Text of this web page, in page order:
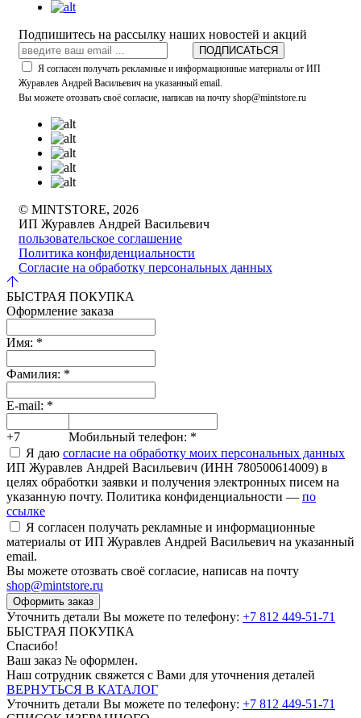
Подпишитесь на рассылку наших новостей и акций
ПОДПИСАТЬСЯ
Я согласен получать рекламные и информационные материалы от ИП
Журавлев Андрей Васильевич на указанный email.
Вы можете отозвать своё согласие, написав на почту shop@mintstore.ru
© MINTSTORE, 2026
ИП Журавлев Андрей Васильевич
пользовательское соглашение
Политика конфиденциальности
Согласие на обработку персональных данных
БЫСТРАЯ ПОКУПКА
Оформление заказа
Имя: *
Фамилия: *
E-mail: *
+7 Мобильный телефон: *
Я даю согласие на обработку моих персональных данных
ИП Журавлев Андрей Васильевич (ИНН 780500614009) в
целях обработки заявки и получения электронных писем на
указанную почту. Политика конфиденциальности — по
ссылке
Я согласен получать рекламные и информационные
материалы от ИП Журавлев Андрей Васильевич на указанный
email.
Вы можете отозвать своё согласие, написав на почту
shop@mintstore.ru
Оформить заказ
Уточнить детали Вы можете по телефону: +7 812 449-51-71
БЫСТРАЯ ПОКУПКА
Спасибо!
Ваш заказ № оформлен.
Наш сотрудник свяжется с Вами для уточнения деталей
ВЕРНУТЬСЯ В КАТАЛОГ
Уточнить детали Вы можете по телефону: +7 812 449-51-71